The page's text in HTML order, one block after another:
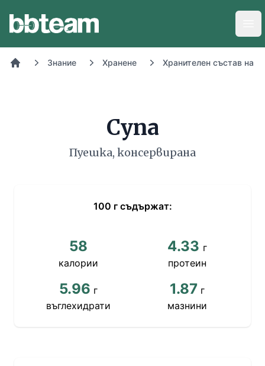
Знание Хранене Хранителен състав на
Супа
Пуешка, консервирана
100 г съдържат:
58
калории
4.33 г
протеин
5.96 г
въглехидрати
1.87 г
мазнини